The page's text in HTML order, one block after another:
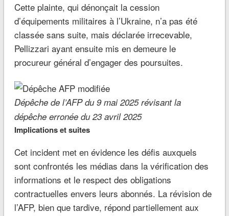
Cette plainte, qui dénonçait la cession
d’équipements militaires à l’Ukraine, n’a pas été
classée sans suite, mais déclarée irrecevable,
Pellizzari ayant ensuite mis en demeure le
procureur général d’engager des poursuites.
Dépêche de l’AFP du 9 mai 2025 révisant la
dépêche erronée du 23 avril 2025
Implications et suites
Cet incident met en évidence les défis auxquels
sont confrontés les médias dans la vérification des
informations et le respect des obligations
contractuelles envers leurs abonnés. La révision de
l’AFP, bien que tardive, répond partiellement aux